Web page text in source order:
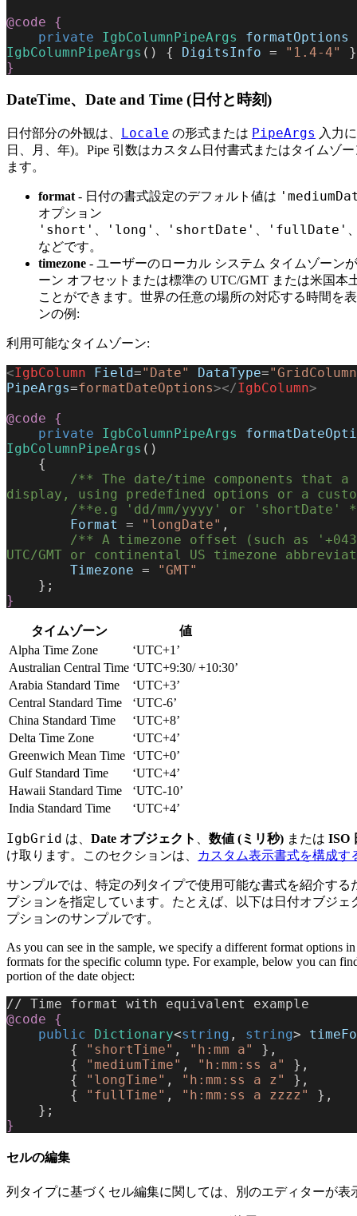
@code {
    private
IgbColumnPipeArgs formatOptions
IgbColumnPipeArgs () { DigitsInfo = "1.4-4"
}
DateTime、Date and Time (日付と時刻)
日付部分の外観は、 Locale の形式または PipeArgs 入力
日、月、年)。Pipe 引数はカスタム日付書式またはタイムゾ
ます。
format - 日付の書式設定のデフォルト値は
オプション
'short' 'long' 'shortDate' 'fullDate'
などです。
timezone - ユーザーのローカル システム タイムゾーン
ーン オフセットまたは標準の UTC/GMT または米国本
ことができます。世界の任意の場所の対応する時間を
ンの例:
利用可能なタイムゾーン:
<IgbColumn Field="Date" DataType=
PipeArgs=formatDateOptions></IgbColumn>
@code {
    private
IgbColumnPipeArgs
IgbColumnPipeArgs ()
    {
display, using predefined options or a
/**e.g 'dd/mm/yyyy' or 'shortDate'
        Format
= "longDate" ,
UTC/GMT or continental US timezone
        Timezone
=
"GMT"
    };
}
タイムゾーン
値
Alpha Time Zone
‘UTC+1’
Australian Central Time ‘UTC+9:30/ +10:30’
Arabia Standard Time
‘UTC+3’
Central Standard Time
‘UTC-6’
China Standard Time
‘UTC+8’
Delta Time Zone
‘UTC+4’
Greenwich Mean Time ‘UTC+0’
Gulf Standard Time
‘UTC+4’
Hawaii Standard Time
‘UTC-10’
India Standard Time
‘UTC+4’
IgbGrid は、 Date オブジェクト 数値 (ミリ秒) または ISO
け取ります。このセクションは、
カスタム表示書式を構成す
サンプルでは、特定の列タイプで使用可能な書式を紹介する
プションを指定しています。たとえば、以下は日付オブジェ
プションのサンプルです。
As you can see in the sample, we specify a different format options
formats for the specific column type. For example, below you can
portion of the date object:
// Time format with equivalent example
@code {
    public
Dictionary<string , string>
        {
"shortTime" , "h:mm a"
},
        {
"mediumTime" , "h:mm:ss a"
},
        {
"longTime" , "h:mm:ss a z"
},
        {
"fullTime" , "h:mm:ss a zzzz"
},
    };
}
セルの編集
列タイプに基づくセル編集に関しては、別のエディターが表